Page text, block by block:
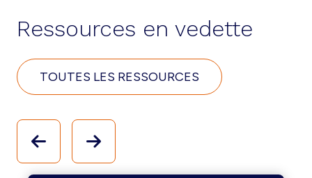
Ressources en vedette
TOUTES LES RESSOURCES